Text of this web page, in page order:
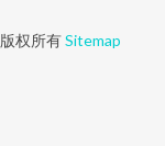
版权所有Sitemap